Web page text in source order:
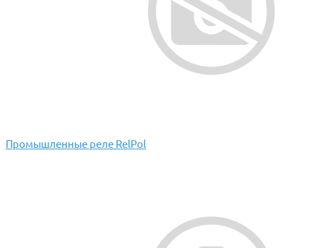
Промышленные реле RelPol